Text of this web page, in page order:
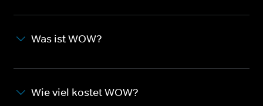
Was ist WOW?
Wie viel kostet WOW?